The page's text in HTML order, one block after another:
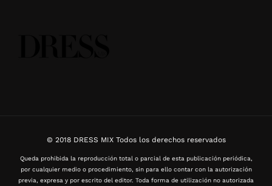
© 2018 DRESS MIX Todos los derechos reservados
Queda prohibida la reproducción total o parcial de esta publicación periódica,
por cualquier medio o procedimiento, sin para ello contar con la autorización
previa, expresa y por escrito del editor. Toda forma de utilización no autorizada